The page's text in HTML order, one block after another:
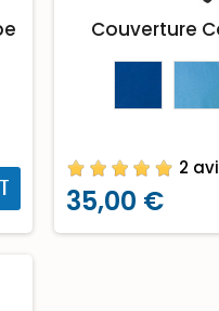
Couverture
2
35,00 €